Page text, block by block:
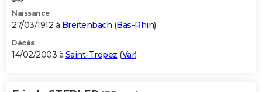
Naissance
27/03/1912 à Breitenbach (Bas-Rhin)
Décès
14/02/2003 à Saint-Tropez (Var)